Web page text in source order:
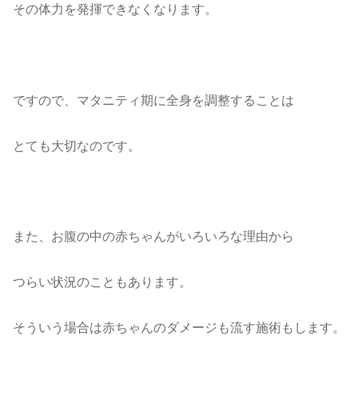
その体力を発揮できなくなります。
ですので、マタニティ期に全身を調整することは
とても大切なのです。
また、お腹の中の赤ちゃんがいろいろな理由から
つらい状況のこともあります。
そういう場合は赤ちゃんのダメージも流す施術もします。